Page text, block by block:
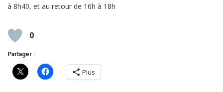
LINK
à 8h40, et au retour de 16h à 18h
0
Partager :
Plus